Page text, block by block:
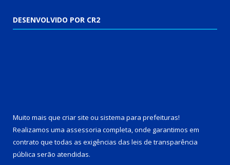
DESENVOLVIDO POR CR2
Muito mais que criar site ou sistema para prefeituras!
Realizamos uma assessoria completa, onde garantimos em
contrato que todas as exigências das leis de transparência
pública serão atendidas.